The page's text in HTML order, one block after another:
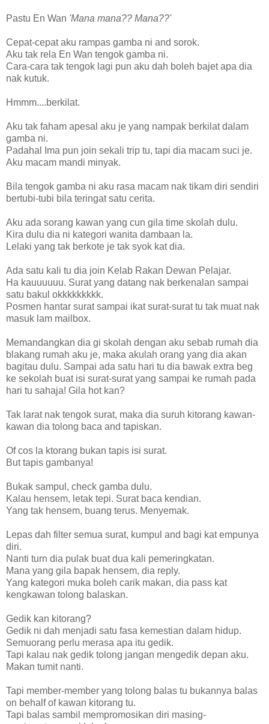
Pastu En Wan 'Mana mana?? Mana??'
Cepat-cepat aku rampas gamba ni and sorok.
Aku tak rela En Wan tengok gamba ni.
Cara-cara tak tengok lagi pun aku dah boleh bajet apa dia
nak kutuk.
Hmmm....berkilat.
Aku tak faham apesal aku je yang nampak berkilat dalam
gamba ni.
Padahal Ima pun join sekali trip tu, tapi dia macam suci je.
Aku macam mandi minyak.
Bila tengok gamba ni aku rasa macam nak tikam diri sendiri
bertubi-tubi bila teringat satu cerita.
Aku ada sorang kawan yang cun gila time skolah dulu.
Kira dulu dia ni kategori wanita dambaan la.
Lelaki yang tak berkote je tak syok kat dia.
Ada satu kali tu dia join Kelab Rakan Dewan Pelajar.
Ha kauuuuuu. Surat yang datang nak berkenalan sampai
satu bakul okkkkkkkkk.
Posmen hantar surat sampai ikat surat-surat tu tak muat nak
masuk lam mailbox.
Memandangkan dia gi skolah dengan aku sebab rumah dia
blakang rumah aku je, maka akulah orang yang dia akan
bagitau dulu. Sampai ada satu hari tu dia bawak extra beg
ke sekolah buat isi surat-surat yang sampai ke rumah pada
hari tu sahaja! Gila hot kan?
Tak larat nak tengok surat, maka dia suruh kitorang kawan-
kawan dia tolong baca and tapiskan.
Of cos la ktorang bukan tapis isi surat.
But tapis gambanya!
Bukak sampul, check gamba dulu.
Kalau hensem, letak tepi. Surat baca kendian.
Yang tak hensem, buang terus. Menyemak.
Lepas dah filter semua surat, kumpul and bagi kat empunya
diri.
Nanti turn dia pulak buat dua kali pemeringkatan.
Mana yang gila bapak hensem, dia reply.
Yang kategori muka boleh carik makan, dia pass kat
kengkawan tolong balaskan.
Gedik kan kitorang?
Gedik ni dah menjadi satu fasa kemestian dalam hidup.
Semuorang perlu merasa apa itu gedik.
Tapi kalau nak gedik tolong jangan mengedik depan aku.
Makan tumit nanti.
Tapi member-member yang tolong balas tu bukannya balas
on behalf of kawan kitorang tu.
Tapi balas sambil mempromosikan diri masing-